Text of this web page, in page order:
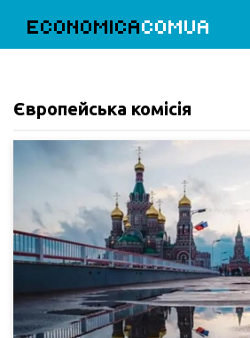
ECONOMICACOMUA
Європейська комісія